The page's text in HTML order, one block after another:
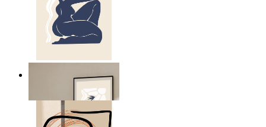
Abstract Quiet Figure